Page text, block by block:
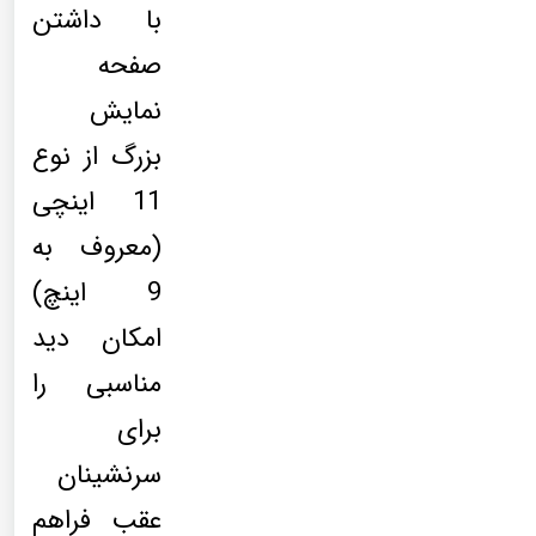
با داشتن
صفحه
نمایش
بزرگ از نوع
11 اینچی
(معروف به
9 اینچ)
امکان دید
مناسبی را
برای
سرنشینان
عقب فراهم